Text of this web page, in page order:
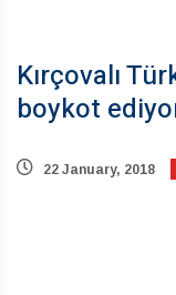
Kırçovalı
boykot
22 January, 2018